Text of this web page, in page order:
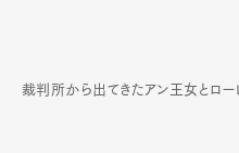
裁判所から出てきたアン王女とロー